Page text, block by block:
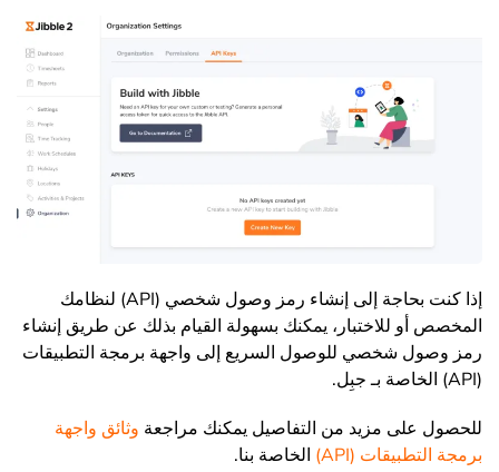
إذا كنت بحاجة إلى إنشاء رمز وصول شخصي (API) لنظامك
المخصص أو للاختبار، يمكنك بسهولة القيام بذلك عن طريق إنشاء
رمز وصول شخصي للوصول السريع إلى واجهة برمجة التطبيقات
(API) الخاصة بـ جبِل.
للحصول على مزيد من التفاصيل يمكنك مراجعة وثائق واجهة
برمجة التطبيقات (API)
الخاصة بنا.